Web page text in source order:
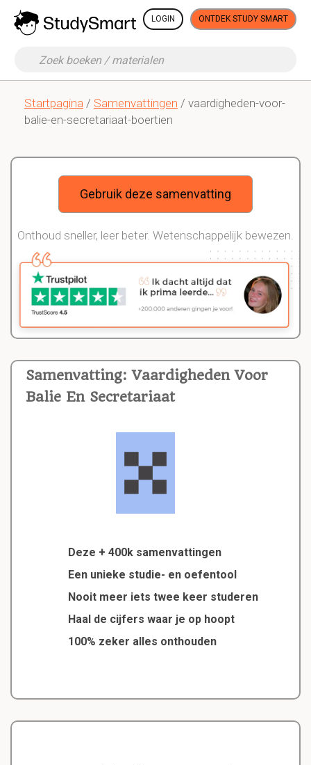
LOGIN ONTDEK STUDY SMART
Startpagina / Samenvattingen / vaardigheden-voor-
balie-en-secretariaat-boertien
Samenvatting: Vaardigheden Voor
Balie En Secretariaat
Deze + 400k samenvattingen
Een unieke studie- en oefentool
Nooit meer iets twee keer studeren
Haal de cijfers waar je op hoopt
100% zeker alles onthouden
Gebruik deze samenvatting
Onthoud sneller, leer beter. Wetenschappelijk bewezen.